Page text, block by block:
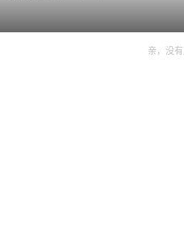
亲，没